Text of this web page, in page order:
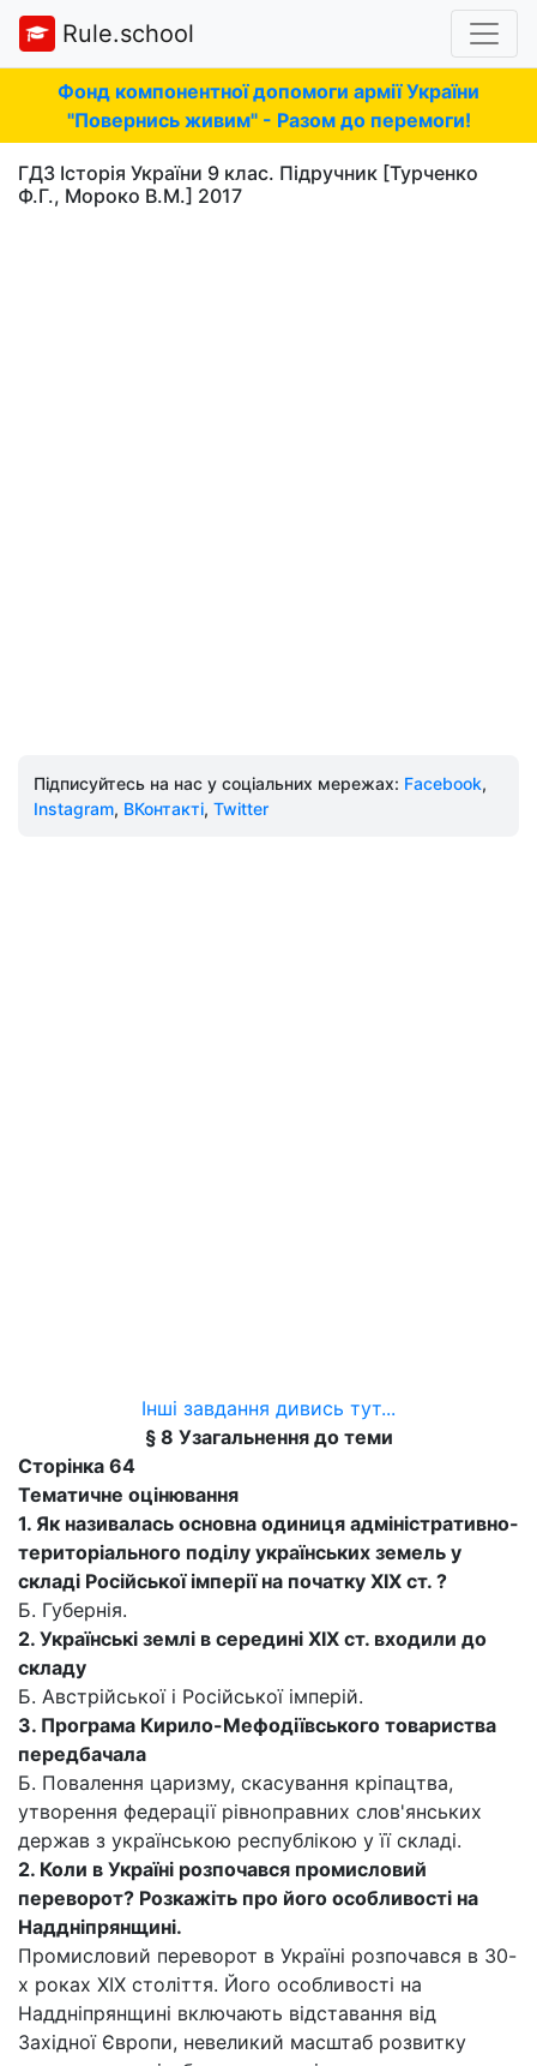
Rule.school
Фонд компонентної допомоги армії України
"Повернись живим" - Разом до перемоги!
ГДЗ Історія України 9 клас. Підручник [Турченко
Ф.Г., Мороко В.М.] 2017
Підписуйтесь на нас у соціальних мережах: Facebook,
Instagram, ВКонтакті, Twitter
Інші завдання дивись тут...
§ 8 Узагальнення до теми
Сторінка 64
Тематичне оцінювання
1. Як називалась основна одиниця адміністративно-
територіального поділу українських земель у
складі Російської імперії на початку XIX ст. ?
Б. Губернія.
2. Українські землі в середині XIX ст. входили до
складу
Б. Австрійської і Російської імперій.
3. Програма Кирило-Мефодіївського товариства
передбачала
Б. Повалення царизму, скасування кріпацтва,
утворення федерації рівноправних слов'янських
держав з українською республікою у її складі.
2. Коли в Україні розпочався промисловий
переворот? Розкажіть про його особливості на
Наддніпрянщині.
Промисловий переворот в Україні розпочався в 30-
х роках XIX століття. Його особливості на
Наддніпрянщині включають відставання від
Західної Європи, невеликий масштаб розвитку